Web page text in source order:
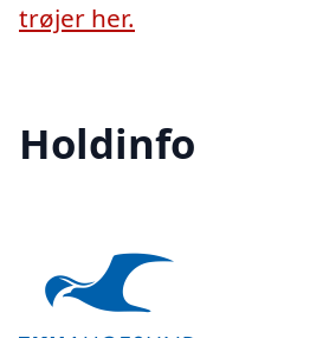
trøjer her.
Holdinfo